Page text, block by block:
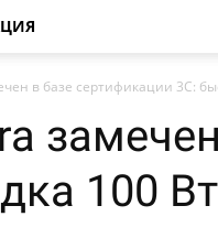
в базе сертификации 3C:
100